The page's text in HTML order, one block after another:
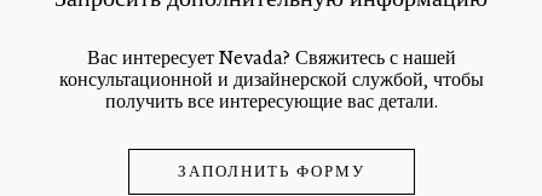
Вас интересует Nevada? Свяжитесь с нашей
консультационной и дизайнерской службой, чтобы
получить все интересующие вас детали.
ЗАПОЛНИТЬ ФОРМУ